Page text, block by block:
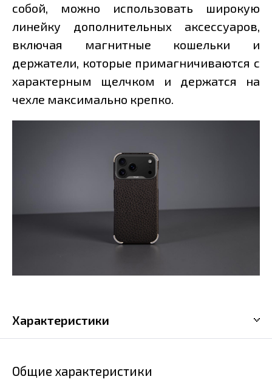
собой, можно использовать широкую
линейку дополнительных аксессуаров,
включая магнитные кошельки и
держатели, которые примагничиваются с
характерным щелчком и держатся на
чехле максимально крепко.
Характеристики
Общие характеристики